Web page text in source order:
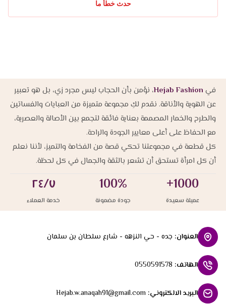
حدث خطأ ما
في Hejab Fashion، نؤمن بأن الحجاب ليس مجرد زي، بل هو تعبير
عن الهوية والأناقة. نقدم لكِ مجموعة متميزة من العبايات والفساتين
والطرح والخمار المصممة بعناية فائقة لتجمع بين الأصالة والعصرية،
مع الحفاظ على أعلى معايير الجودة والراحة.
كل قطعة في مجموعتنا تحكي قصة من الفخامة والتميز، لأننا نعلم
أن كل امرأة تستحق أن تشعر بالثقة والجمال في كل لحظة.
1000+
عميلة سعيدة
100%
جودة مضمونة
٢٤/٧
خدمة العملاء
العنوان: جده - حي النزهه - شارع سلطان بن سلمان
الهاتف:
0550591578
البريد الالكتروني:
Hejab.w.anaqah91@gmail.com